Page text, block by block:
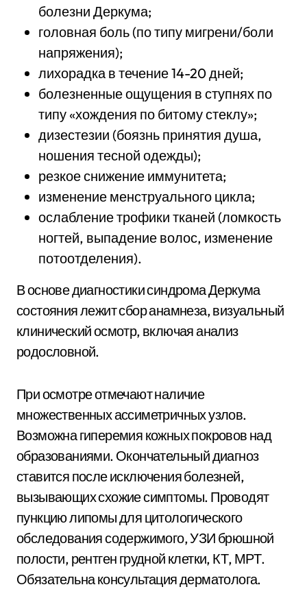
болезни Деркума;
головная боль (по типу мигрени/боли
напряжения);
лихорадка в течение 14-20 дней;
болезненные ощущения в ступнях по
типу «хождения по битому стеклу»;
дизестезии (боязнь принятия душа,
ношения тесной одежды);
резкое снижение иммунитета;
изменение менструального цикла;
ослабление трофики тканей (ломкость
ногтей, выпадение волос, изменение
потоотделения).
В основе диагностики синдрома Деркума
состояния лежит сбор анамнеза, визуальный
клинический осмотр, включая анализ
родословной.
При осмотре отмечают наличие
множественных ассиметричных узлов.
Возможна гиперемия кожных покровов над
образованиями. Окончательный диагноз
ставится после исключения болезней,
вызывающих схожие симптомы. Проводят
пункцию липомы для цитологического
обследования содержимого, УЗИ брюшной
полости, рентген грудной клетки, КТ, МРТ.
Обязательна консультация дерматолога.